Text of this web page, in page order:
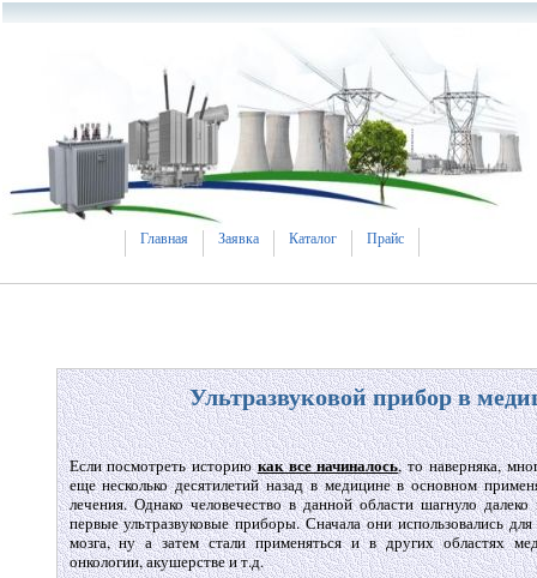
Главная Заявка Каталог Прайс
Ультразвуковой прибор в
Если посмотреть историюкак все начиналось, то наверняка,
еще несколько десятилетий назад в медицине в основном
лечения. Однако человечество в данной области шагнуло далеко
первые ультразвуковые приборы. Сначала они использовались для
мозга, ну а затем стали применяться и в других областях
онкологии, акушерстве и т.д.